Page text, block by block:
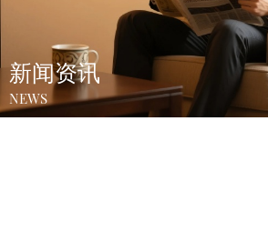
新闻资讯
NEWS